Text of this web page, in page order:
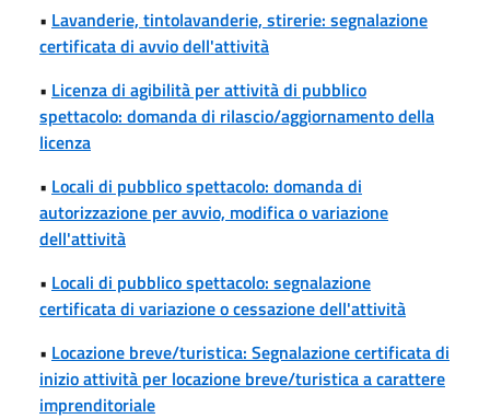
• Lavanderie, tintolavanderie, stirerie: segnalazione
certificata di avvio dell'attività
• Licenza di agibilità per attività di pubblico
spettacolo: domanda di rilascio/aggiornamento della
licenza
• Locali di pubblico spettacolo: domanda di
autorizzazione per avvio, modifica o variazione
dell'attività
• Locali di pubblico spettacolo: segnalazione
certificata di variazione o cessazione dell'attività
• Locazione breve/turistica: Segnalazione certificata di
inizio attività per locazione breve/turistica a carattere
imprenditoriale